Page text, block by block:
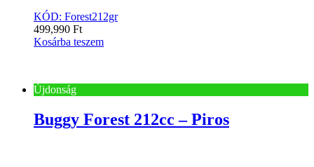
KÓD: Forest212gr
499,990 Ft
Kosárba teszem
Újdonság
Buggy Forest 212cc – Piros